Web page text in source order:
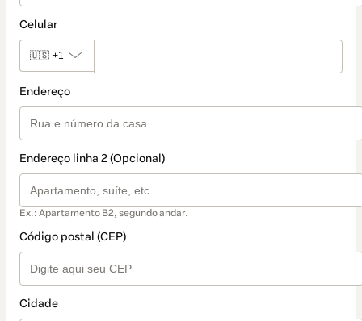
Celular
🇺🇸 +1
Endereço
Endereço linha 2 (Opcional)
Ex.: Apartamento B2, segundo andar.
Código postal (CEP)
Cidade